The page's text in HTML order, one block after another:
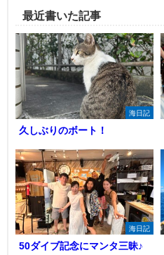
最近書いた記事
海日記
久しぶりのボート！
海日記
50ダイブ記念にマンタ三昧♪